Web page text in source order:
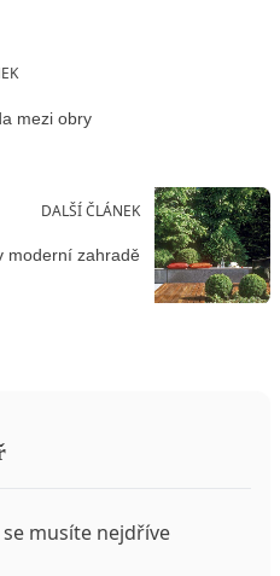
mezi obry
DALŠÍ ČLÁNEK
moderní zahradě
musíte nejdříve